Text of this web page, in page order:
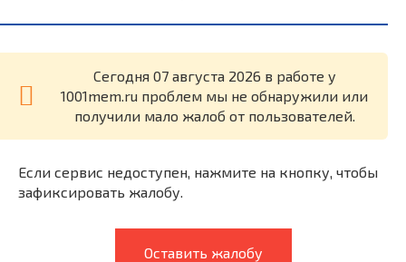
Cегодня 07 августа 2026 в работе у
1001mem.ru проблем мы не обнаружили или
получили мало жалоб от пользователей.
Если сервис недоступен, нажмите на кнопку, чтобы
зафиксировать жалобу.
Оставить жалобу